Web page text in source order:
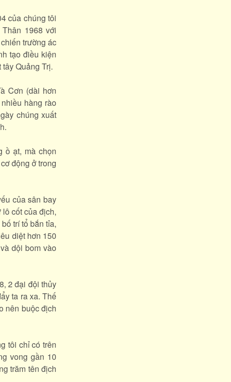
của chúng tôi
1968 với
trường ác
tạo điều kiện
Quảng Trị.
Cơn (dài hơn
hàng rào
chúng xuất
ồ ạt, mà chọn
động ở trong
của sân bay
cốt của địch,
trí tổ bắn tỉa,
diệt hơn 150
dội bom vào
2 đại đội thủy
ta ra xa. Thế
nên buộc địch
tôi chỉ có trên
vong gần 10
trăm tên địch